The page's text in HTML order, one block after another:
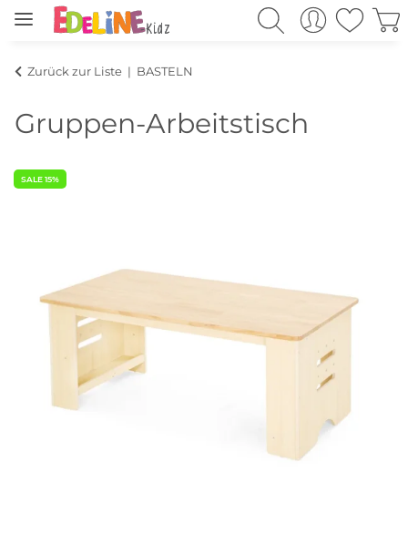
Zurück zur Liste BASTELN
Gruppen-Arbeitstisch
SALE 15%